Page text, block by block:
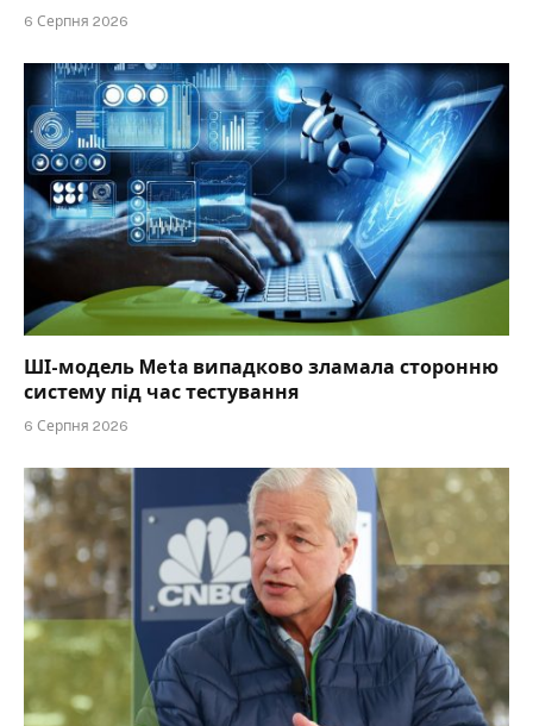
6 Серпня 2026
ШІ-модель Meta випадково зламала сторонню
систему під час тестування
6 Серпня 2026